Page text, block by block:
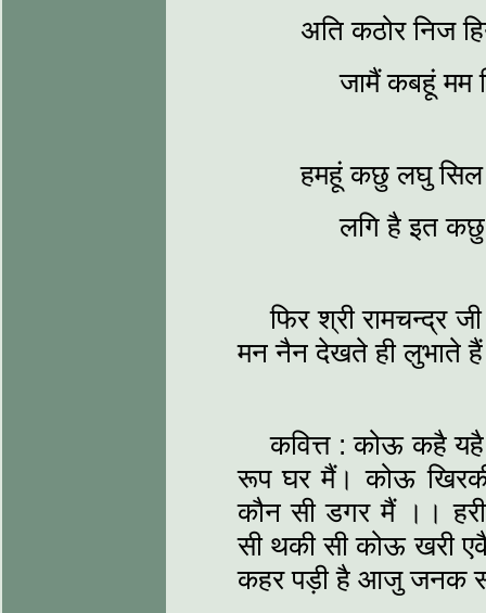
अति कठोर निज
जामैं कबहूं मम
हमहूं कछु लघु सिल
लगि है इत कछु
फिर श्री रामचन्द्र
मन नैन देखते ही लुभाते
कवित्त : कोऊ कहै
रूप घर मैं। कोऊ
कौन सी डगर मैं ।।
सी थकी सी कोऊ खरी
कहर पड़ी है आजु जनक